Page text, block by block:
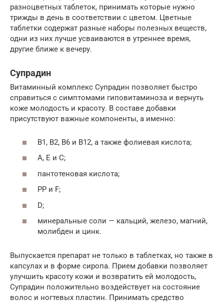
разноцветных таблеток, принимать которые нужно
трижды в день в соответствии с цветом. Цветные
таблетки содержат разные наборы полезных веществ,
одни из них лучше усваиваются в утреннее время,
другие ближе к вечеру.
Супрадин
Витаминный комплекс Супрадин позволяет быстро
справиться с симптомами гиповитаминоза и вернуть
коже молодость и красоту. В составе добавки
присутствуют важные компоненты, а именно:
В1, В2, В6 и В12, а также фолиевая кислота;
А, Е и С;
пантотеновая кислота;
РР и F;
D;
минеральные соли — кальций, железо, магний,
молибден и цинк.
Выпускается препарат не только в таблетках, но также в
капсулах и в форме сиропа. Прием добавки позволяет
улучшить красоту кожи и возвратить ей молодость,
Супрадин положительно воздействует на состояние
волос и ногтевых пластин. Принимать средство